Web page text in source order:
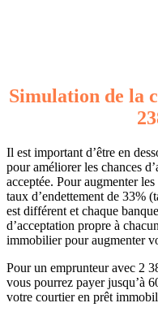
Simulation de la
Il est important d’être en
pour améliorer les chances
acceptée. Pour augmenter
taux d’endettement de 33%
est différent et chaque
d’acceptation propre à
immobilier pour augmenter
Pour un emprunteur avec 2
vous pourrez payer jusqu’à
votre courtier en prêt